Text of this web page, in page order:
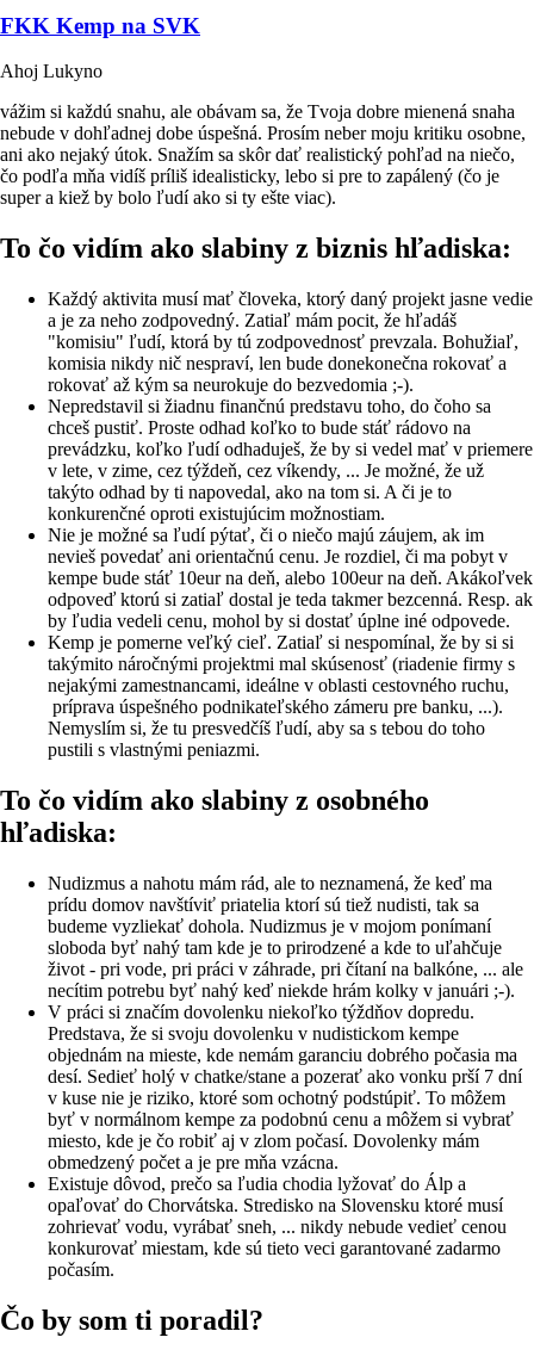
FKK Kemp na SVK
Ahoj Lukyno
vážim si každú snahu, ale obávam sa, že Tvoja dobre mienená snaha
nebude v dohľadnej dobe úspešná. Prosím neber moju kritiku osobne,
ani ako nejaký útok. Snažím sa skôr dať realistický pohľad na niečo,
čo podľa mňa vidíš príliš idealisticky, lebo si pre to zapálený (čo je
super a kiež by bolo ľudí ako si ty ešte viac).
To čo vidím ako slabiny z biznis hľadiska:
Každý aktivita musí mať človeka, ktorý daný projekt jasne vedie
a je za neho zodpovedný. Zatiaľ mám pocit, že hľadáš
"komisiu" ľudí, ktorá by tú zodpovednosť prevzala. Bohužiaľ,
komisia nikdy nič nespraví, len bude donekonečna rokovať a
rokovať až kým sa neurokuje do bezvedomia ;-).
Nepredstavil si žiadnu finančnú predstavu toho, do čoho sa
chceš pustiť. Proste odhad koľko to bude stáť rádovo na
prevádzku, koľko ľudí odhaduješ, že by si vedel mať v priemere
v lete, v zime, cez týždeň, cez víkendy, ... Je možné, že už
takýto odhad by ti napovedal, ako na tom si. A či je to
konkurenčné oproti existujúcim možnostiam.
Nie je možné sa ľudí pýtať, či o niečo majú záujem, ak im
nevieš povedať ani orientačnú cenu. Je rozdiel, či ma pobyt v
kempe bude stáť 10eur na deň, alebo 100eur na deň. Akákoľvek
odpoveď ktorú si zatiaľ dostal je teda takmer bezcenná. Resp. ak
by ľudia vedeli cenu, mohol by si dostať úplne iné odpovede.
Kemp je pomerne veľký cieľ. Zatiaľ si nespomínal, že by si si
takýmito náročnými projektmi mal skúsenosť (riadenie firmy s
nejakými zamestnancami, ideálne v oblasti cestovného ruchu,
príprava úspešného podnikateľského zámeru pre banku, ...).
Nemyslím si, že tu presvedčíš ľudí, aby sa s tebou do toho
pustili s vlastnými peniazmi.
To čo vidím ako slabiny z osobného
hľadiska:
Nudizmus a nahotu mám rád, ale to neznamená, že keď ma
prídu domov navštíviť priatelia ktorí sú tiež nudisti, tak sa
budeme vyzliekať dohola. Nudizmus je v mojom ponímaní
sloboda byť nahý tam kde je to prirodzené a kde to uľahčuje
život - pri vode, pri práci v záhrade, pri čítaní na balkóne, ... ale
necítim potrebu byť nahý keď niekde hrám kolky v januári ;-).
V práci si značím dovolenku niekoľko týždňov dopredu.
Predstava, že si svoju dovolenku v nudistickom kempe
objednám na mieste, kde nemám garanciu dobrého počasia ma
desí. Sedieť holý v chatke/stane a pozerať ako vonku prší 7 dní
v kuse nie je riziko, ktoré som ochotný podstúpiť. To môžem
byť v normálnom kempe za podobnú cenu a môžem si vybrať
miesto, kde je čo robiť aj v zlom počasí. Dovolenky mám
obmedzený počet a je pre mňa vzácna.
Existuje dôvod, prečo sa ľudia chodia lyžovať do Álp a
opaľovať do Chorvátska. Stredisko na Slovensku ktoré musí
zohrievať vodu, vyrábať sneh, ... nikdy nebude vedieť cenou
konkurovať miestam, kde sú tieto veci garantované zadarmo
počasím.
Čo by som ti poradil?